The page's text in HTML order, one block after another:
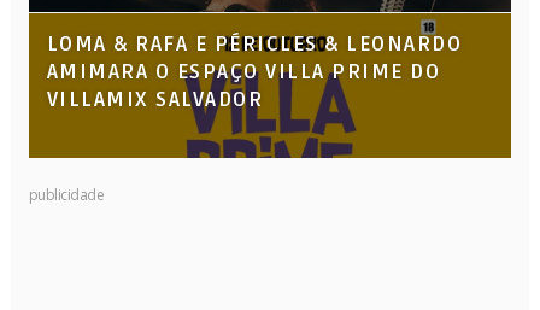
LOMA & RAFA E PÉRICLES & LEONARDO
AMIMARA O ESPAÇO VILLA PRIME DO
VILLAMIX SALVADOR
publicidade